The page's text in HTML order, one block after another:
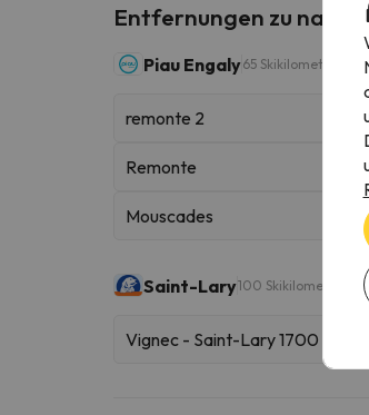
Entfernungen zu nahe
Piau Engaly65 Skikilometer
remonte 2
Remonte
Mouscades
Saint-Lary100 Skikilometer
Vignec - Saint-Lary 1700